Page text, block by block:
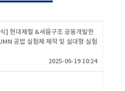
] 현대제철 &세움구조 공동개발한
공법 실험체 제작 및 실대형 실험
2025-06-19 10:24